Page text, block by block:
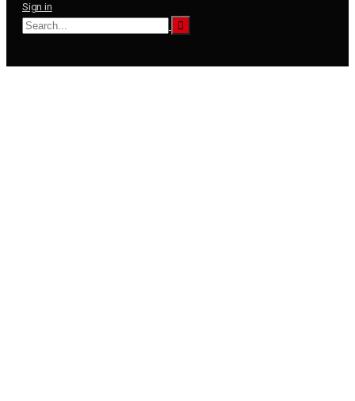
Sign in